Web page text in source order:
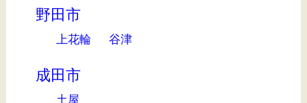
野田市
上花輪 谷津
成田市
土屋